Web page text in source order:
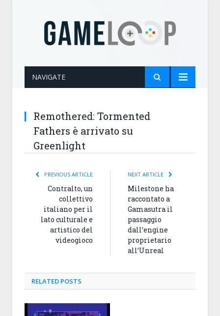
NAVIGATE
Remothered: Tormented
Fathers è arrivato su
Greenlight
PREVIOUS ARTICLE
Contralto, un
collettivo
italiano per il
lato culturale e
artistico del
videogioco
NEXT ARTICLE
Milestone ha
raccontato a
Gamasutra il
passaggio
dall’engine
proprietario
all’Unreal
RELATED POSTS